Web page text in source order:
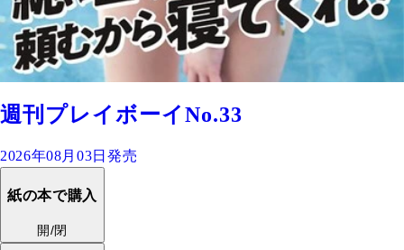
週刊プレイボーイNo.33
2026年08月03日発売
紙の本で購入
開/閉